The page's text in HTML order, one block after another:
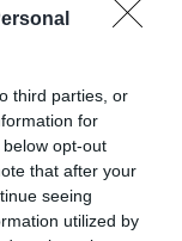
third parties, or
for
opt-out
that after your
seeing
utilized by
κολιέ